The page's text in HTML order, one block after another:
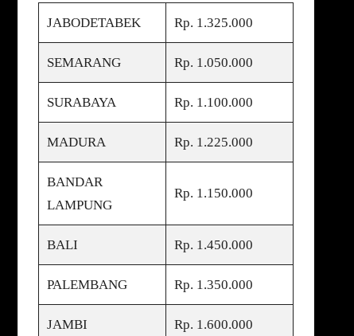
JABODETABEK Rp. 1.325.000
SEMARANG Rp. 1.050.000
SURABAYA Rp. 1.100.000
MADURA Rp. 1.225.000
BANDAR
LAMPUNG
Rp. 1.150.000
BALI Rp. 1.450.000
PALEMBANG Rp. 1.350.000
JAMBI Rp. 1.600.000